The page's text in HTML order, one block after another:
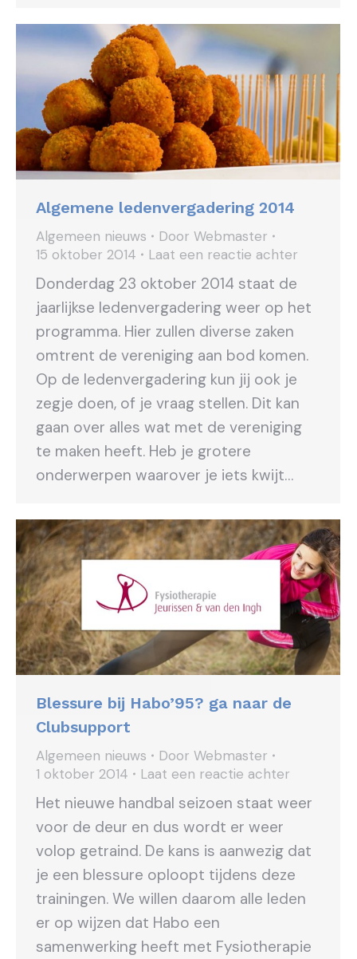
Algemene ledenvergadering 2014
Algemeen nieuws Door Webmaster
15 oktober 2014
Laat een reactie achter
Donderdag 23 oktober 2014 staat de
jaarlijkse ledenvergadering weer op het
programma. Hier zullen diverse zaken
omtrent de vereniging aan bod komen.
Op de ledenvergadering kun jij ook je
zegje doen, of je vraag stellen. Dit kan
gaan over alles wat met de vereniging
te maken heeft. Heb je grotere
onderwerpen waarover je iets kwijt…
Blessure bij Habo’95? ga naar de
Clubsupport
Algemeen nieuws Door Webmaster
1 oktober 2014
Laat een reactie achter
Het nieuwe handbal seizoen staat weer
voor de deur en dus wordt er weer
volop getraind. De kans is aanwezig dat
je een blessure oploopt tijdens deze
trainingen. We willen daarom alle leden
er op wijzen dat Habo een
samenwerking heeft met Fysiotherapie